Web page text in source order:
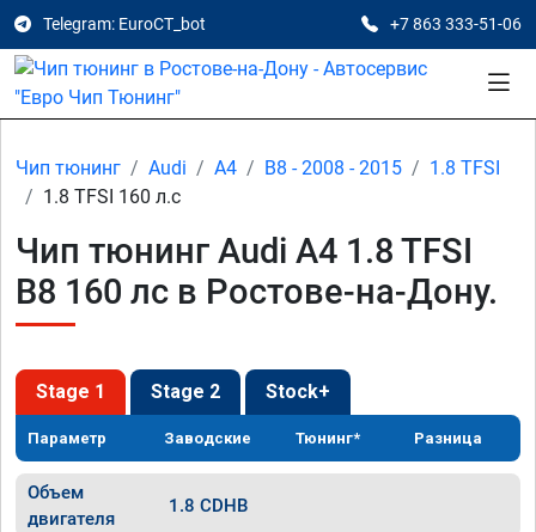
Telegram: EuroCT_bot +7 863 333-51-06
Чип тюнинг Audi A4 B8 - 2008 - 2015
1.8 TFSI
1.8 TFSI 160 л.с
Чип тюнинг Audi A4 1.8 TFSI
B8 160 лс в Ростове-на-Дону.
Stage 1 Stage 2 Stock+
Параметр Заводские Тюнинг* Разница
Объем
двигателя
1.8 CDHB